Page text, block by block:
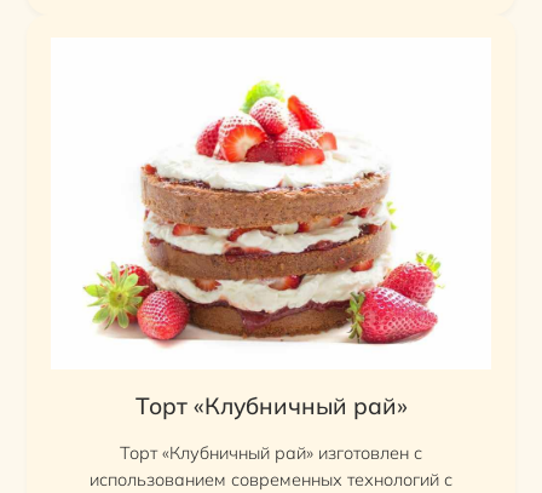
Торт «Клубничный рай»
Торт «Клубничный рай» изготовлен с
использованием современных технологий с